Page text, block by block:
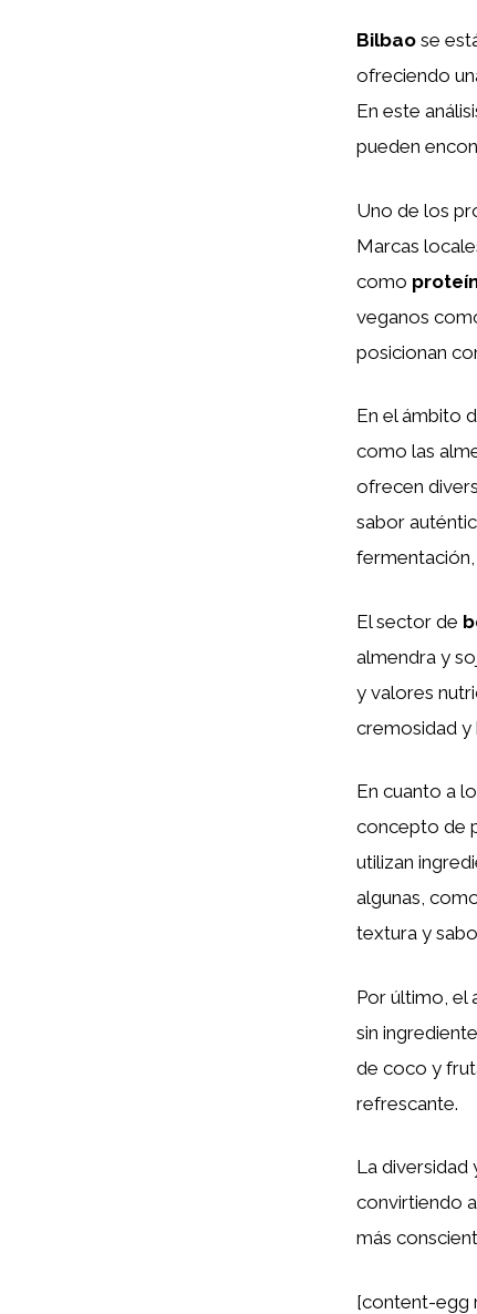
Bilbao se
ofreciendo
En este
pueden
Uno de los
Marcas
como
veganos
posicionan
En el ámbito
como las
ofrecen
sabor
El sector de
almendra y
y valores
cremosidad y
En cuanto a
concepto de
utilizan
algunas,
textura y
Por último, el
sin
de coco y
refrescante.
La diversidad
convirtiendo
más
[content-egg